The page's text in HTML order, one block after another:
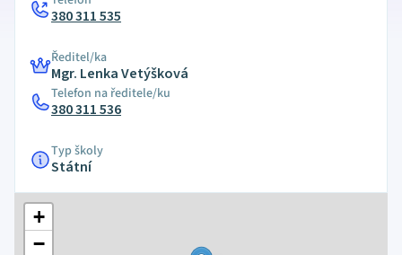
380 311 535
Ředitel/ka
Mgr. Lenka Vetýšková
Telefon na ředitele/ku
380 311 536
Typ školy
Státní
+
−